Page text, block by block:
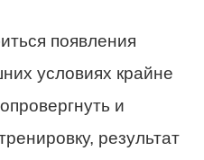
появления
условиях крайне
и
результат